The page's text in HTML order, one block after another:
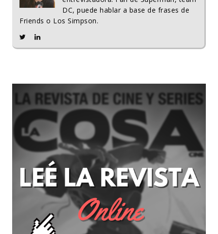
DC, puede hablar a base de frases de
Friends o Los Simpson.